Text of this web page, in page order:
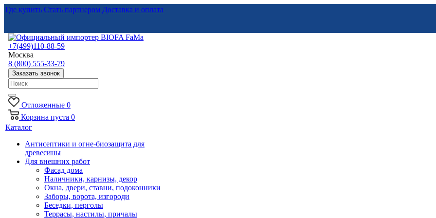
Где купить Стать партнером Доставка и оплата
+7(499)110-88-59
Москва
8 (800) 555-33-79
Заказать звонок
Отложенные 0
Корзина пуста 0
Каталог
Антисептики и огне-биозащита для
древесины
Для внешних работ
Фасад дома
Наличники, карнизы, декор
Окна, двери, ставни, подоконники
Заборы, ворота, изгороди
Беседки, перголы
Террасы, настилы, причалы